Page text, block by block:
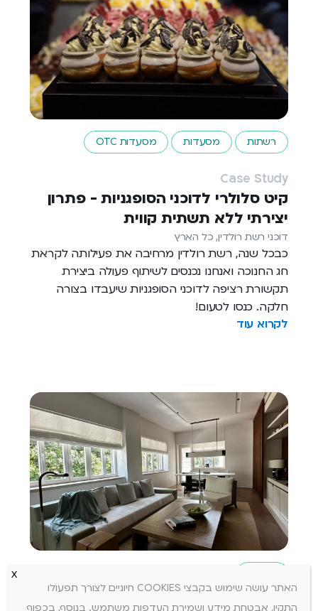
רשתות מסעדות מסעדות OTC
Case Study
קיט סלולרי לדוכני הסופגניות - פתרון
יצירתי ללא תשתית קווית
דוכני רשת רולדין, כל הארץ
כבכל שנה, רשת רולדין מרחיבה את פעילותה לקראת
חג החנוכה ואנחנו נכנסים לשיתוף פעולה ביצירת
תקשורת רציפה לדוכני הסופגניות שיעבדו בצורה
חלקה. כנסו לטעום!
לקרוא עוד
האתר עושה שימוש בקבצי COOKIES חיוניים לצורך תפעולו
התקין, אבטחת מידע ושמירת העדפות משתמש. בנוסף, בכפוף